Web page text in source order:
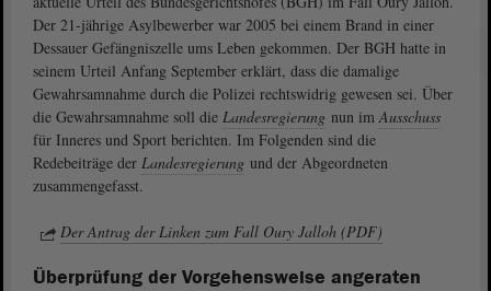
Der 21-jährige Asylbewerber war 2005 bei einem Brand in einer
Dessauer Gefängniszelle ums Leben gekommen. Der BGH hatte in
seinem Urteil Anfang September erklärt, dass die damalige
Gewahrsamnahme durch die Polizei rechtswidrig gewesen sei. Über
die Gewahrsamnahme soll die Landesregierung nun imAusschuss
für Inneres und Sport berichten. Im Folgenden sind die
Redebeiträge der Landesregierung und der Abgeordneten
zusammengefasst.
Der Antrag der Linken zum Fall Oury Jalloh (PDF)
Überprüfung der Vorgehensweise angeraten